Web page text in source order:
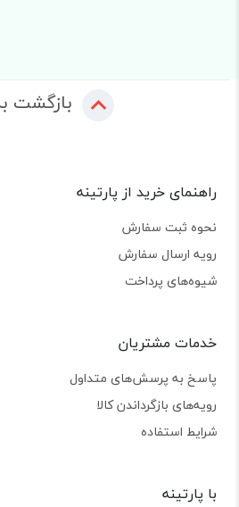
بازگشت
راهنمای خرید از پارتینه
نحوه ثبت سفارش
رویه ارسال سفارش
شیوه‌های پرداخت
خدمات مشتریان
پاسخ به پرسش‌های متداول
رویه‌های بازگرداندن کالا
شرایط استفاده
با پارتینه